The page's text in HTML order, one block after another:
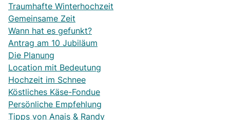
Traumhafte Winterhochzeit
Gemeinsame Zeit
Wann hat es gefunkt?
Antrag am 10 Jubiläum
Die Planung
Location mit Bedeutung
Hochzeit im Schnee
Köstliches Käse-Fondue
Persönliche Empfehlung
Tipps von Anais & Randy